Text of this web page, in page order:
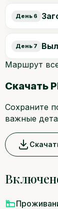
День 6
День 7
Маршрут
Скачать
Сохраните
важные